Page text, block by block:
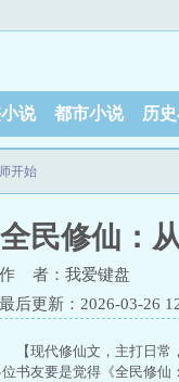
说 都市小说 历
开始
全民修仙：
作 者：我爱键盘
最后更新：2026-03-26
【现代修仙文，主打日
书友要是觉得《全民修仙